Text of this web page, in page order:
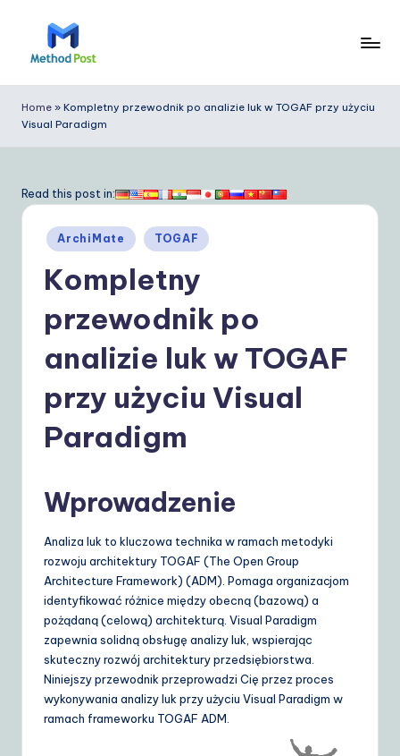
e
t
o
Y
o
D
ai
ly
Home » Kompletny przewodnik po analizie luk w TOGAF przy użyciu
Visual Paradigm
Read this post in:
Posted
in
ArchiMate TOGAF
Kompletny
przewodnik po
analizie luk w TOGAF
przy użyciu Visual
Paradigm
Wprowadzenie
Analiza luk to kluczowa technika w ramach metodyki
rozwoju architektury TOGAF (The Open Group
Architecture Framework) (ADM). Pomaga organizacjom
identyfikować różnice między obecną (bazową) a
pożądaną (celową) architekturą. Visual Paradigm
zapewnia solidną obsługę analizy luk, wspierając
skuteczny rozwój architektury przedsiębiorstwa.
Niniejszy przewodnik przeprowadzi Cię przez proces
wykonywania analizy luk przy użyciu Visual Paradigm w
ramach frameworku TOGAF ADM.